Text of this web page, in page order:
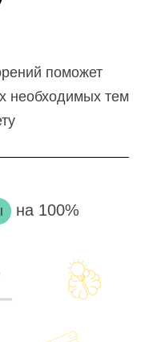
поможет
необходимых тем
на 100%